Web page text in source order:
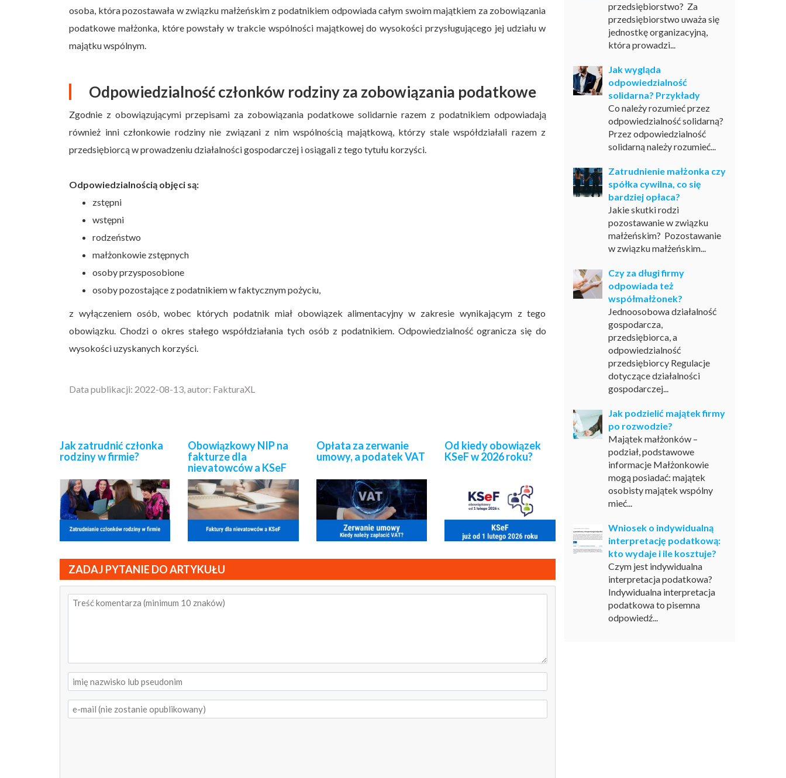
osoba, która pozostawała w związku małżeńskim z podatnikiem odpowiada całym swoim majątkiem za zobowiązania
podatkowe małżonka, które powstały w trakcie wspólności majątkowej do wysokości przysługującego jej udziału w
majątku wspólnym.
Odpowiedzialność członków rodziny za zobowiązania podatkowe
Zgodnie z obowiązującymi przepisami za zobowiązania podatkowe solidarnie razem z podatnikiem odpowiadają
również inni członkowie rodziny nie związani z nim wspólnością majątkową, którzy stale współdziałali razem z
przedsiębiorcą w prowadzeniu działalności gospodarczej i osiągali z tego tytułu korzyści.
Odpowiedzialnością objęci są:
zstępni
wstępni
rodzeństwo
małżonkowie zstępnych
osoby przysposobione
osoby pozostające z podatnikiem w faktycznym pożyciu,
z wyłączeniem osób, wobec których podatnik miał obowiązek alimentacyjny w zakresie wynikającym z tego
obowiązku. Chodzi o okres stałego współdziałania tych osób z podatnikiem. Odpowiedzialność ogranicza się do
wysokości uzyskanych korzyści.
Data publikacji: 2022-08-13, autor: FakturaXL
Jak zatrudnić członka
rodziny w firmie?
Obowiązkowy NIP na
fakturze dla
nievatowców a KSeF
Opłata za zerwanie
umowy, a podatek VAT
Od kiedy obowiązek
KSeF w 2026 roku?
ZADAJ PYTANIE DO ARTYKUŁU
przedsiębiorstwo? Za
przedsiębiorstwo uważa się
jednostkę organizacyjną,
która prowadzi...
Jak wygląda
odpowiedzialność
solidarna? Przykłady
Co należy rozumieć przez
odpowiedzialność solidarną?
Przez odpowiedzialność
solidarną należy rozumieć...
Zatrudnienie małżonka czy
spółka cywilna, co się
bardziej opłaca?
Jakie skutki rodzi
pozostawanie w związku
małżeńskim? Pozostawanie
w związku małżeńskim...
Czy za długi firmy
odpowiada też
współmałżonek?
Jednoosobowa działalność
gospodarcza,
przedsiębiorca, a
odpowiedzialność
przedsiębiorcy Regulacje
dotyczące działalności
gospodarczej...
Jak podzielić majątek firmy
po rozwodzie?
Majątek małżonków –
podział, podstawowe
informacje Małżonkowie
mogą posiadać: majątek
osobisty majątek wspólny
mieć...
Wniosek o indywidualną
interpretację podatkową:
kto wydaje i ile kosztuje?
Czym jest indywidualna
interpretacja podatkowa?
Indywidualna interpretacja
podatkowa to pisemna
odpowiedź...